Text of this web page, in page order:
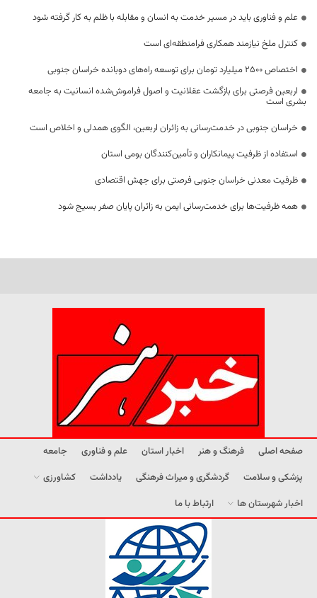
علم و فناوری باید در مسیر خدمت به انسان و مقابله با ظلم به کار گرفته شود
کنترل ملخ نیازمند همکاری فرامنطقه‌ای است
اختصاص 2500 میلیارد تومان برای توسعه راه‌های دوبانده خراسان جنوبی
اربعین فرصتی برای بازگشت عقلانیت و اصول فراموش‌شده انسانیت به جامعه
بشری است
خراسان جنوبی در خدمت‌رسانی به زائران اربعین، الگوی همدلی و اخلاص است
استفاده از ظرفیت پیمانکاران و تأمین‌کنندگان بومی استان
ظرفیت معدنی خراسان جنوبی فرصتی برای جهش اقتصادی
همه ظرفیت‌ها برای خدمت‌رسانی ایمن به زائران پایان صفر بسیج شود
صفحه اصلی فرهنگ و هنر اخبار استان علم و فناوری
جامعه
پزشکی و سلامت
گردشگری و میراث فرهنگی یادداشت
کشاورزی
اخبار شهرستان ها
ارتباط با ما